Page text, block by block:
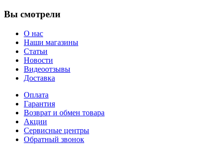
Вы смотрели
О нас
Наши магазины
Статьи
Новости
Видеоотзывы
Доставка
Оплата
Гарантия
Возврат и обмен товара
Акции
Сервисные центры
Обратный звонок